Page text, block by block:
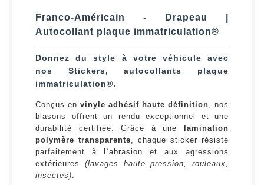
Franco-Américain - Drapeau |
Autocollant plaque immatriculation®
Donnez du style à votre véhicule avec
nos Stickers, autocollants plaque
immatriculation®.
Conçus en vinyle adhésif haute définition, nos
blasons offrent un rendu exceptionnel et une
durabilité certifiée. Grâce à une
lamination
polymère transparente, chaque sticker résiste
parfaitement à l`abrasion et aux agressions
extérieures (lavages haute pression, rouleaux,
insectes).